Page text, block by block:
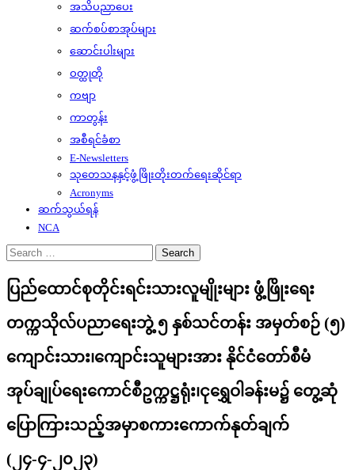
အသိပညာပေး
ဆက်စပ်စာအုပ်များ
ဆောင်းပါးများ
ဝတ္ထုတို
ကဗျာ
ကာတွန်း
အစီရင်ခံစာ
E-Newsletters
သုတေသနနှင့်ဖွံ့ဖြိုးတိုးတက်ရေးဆိုင်ရာ
Acronyms
ဆက်သွယ်ရန်
NCA
Search
for:
ပြည်ထောင်စုတိုင်းရင်းသားလူမျိုးများ ဖွံ့ဖြိုးရေး
တက္ကသိုလ်ပညာရေးဘွဲ့ ၅ နှစ်သင်တန်း အမှတ်စဉ် (၅)
ကျောင်းသား၊ကျောင်းသူများအား နိုင်ငံတော်စီမံ
အုပ်ချုပ်ရေးကောင်စီဥက္ကဋ္ဌရုံး၊ငုရွှေဝါခန်းမ၌ တွေ့ဆုံ
ပြောကြားသည့်အမှာစကားကောက်နုတ်ချက်
(၂၄-၄-၂၀၂၃)